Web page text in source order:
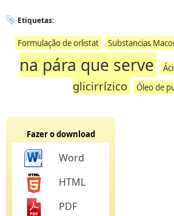
Etiquetas:
Formulação de orlistat Substancias
na pára que serve
glicirrízico
Óleo de
Fazer o download
Word
HTML
PDF